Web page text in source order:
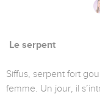
Le serpent
Siffus, serpent fort
femme. Un jour, il